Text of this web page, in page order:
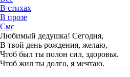
В стихах
В прозе
Смс
Любимый дедушка! Сегодня,
В твой день рождения, желаю,
Чтоб был ты полон сил, здоровья.
Чтоб жил ты долго, я мечтаю.